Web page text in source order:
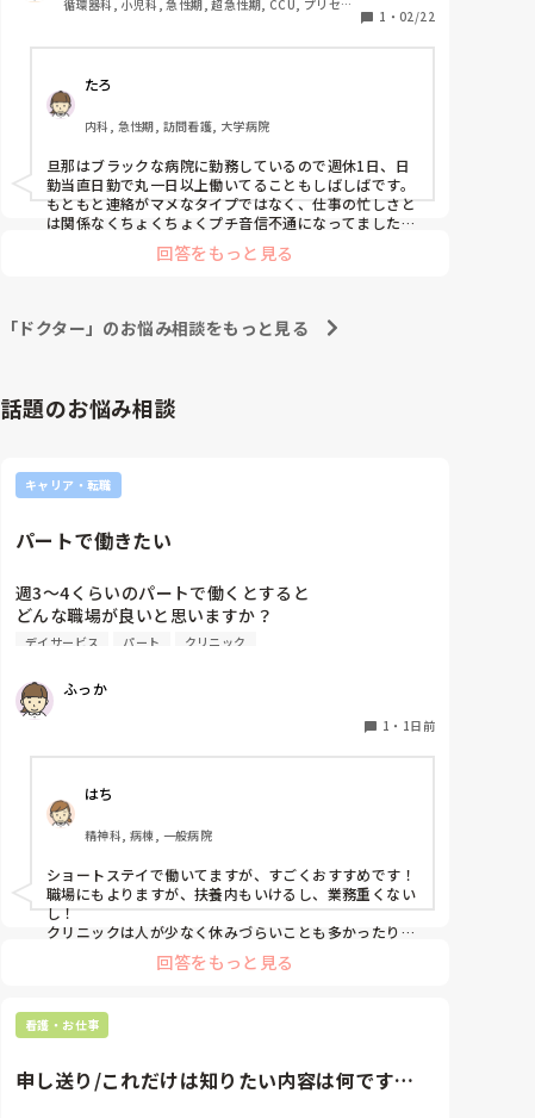
循環器科, 小児科, 急性期, 超急性期, CCU, プリセプ
1 ・ 02/22
たろ
内科, 急性期, 訪問看護, 大学病院
旦那はブラックな病院に勤務しているので週休1日、日
勤当直日勤で丸一日以上働いてることもしばしばです。
もともと連絡がマメなタイプではなく、仕事の忙しさと
は関係なくちょくちょくプチ音信不通になってました
が、そこは学生の時からの付き合いなのでこちらが慣れ
たり、そして時々上司との飲みや勉強会でドタキャンさ
れたり。
しくてもなんとかなります！笑
回答をもっと見る
「ドクター」のお悩み相談をもっと見る
話題のお悩み相談
キャリア・転職
パートで働きたい
週3〜4くらいのパートで働くとすると
どんな職場が良いと思いますか？
クリニックとかデイサービスですかね…
デイサービス パート クリニック
ふっか
1 ・ 1日前
はち
精神科, 病棟, 一般病院
ショートステイで働いてますが、すごくおすすめです！
職場にもよりますが、扶養内もいけるし、業務重くない
し！
クリニックは人が少なく休みづらいことも多かったり、
1人でこなす量が多かったりするので、友達は苦労して
回答をもっと見る
看護・お仕事
申し送り/これだけは知りたい内容は何です